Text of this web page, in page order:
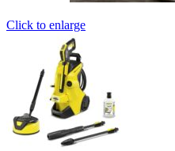
Click to enlarge